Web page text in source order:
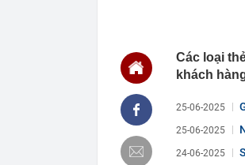
Các loại
khách
25-06-2025
25-06-2025
24-06-2025